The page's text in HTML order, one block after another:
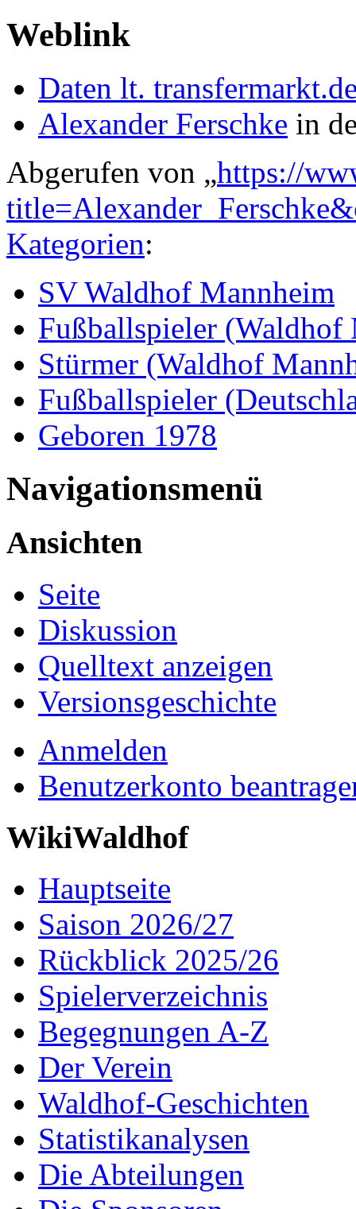
Weblink
Daten lt.
Alexander Ferschke in
Abgerufen von „https://
Kategorien:
SV Waldhof Mannheim
Fußballspieler (Waldhof
Stürmer (Waldhof
Fußballspieler
Geboren 1978
Navigationsmenü
Ansichten
Seite
Diskussion
Quelltext anzeigen
Versionsgeschichte
Anmelden
Benutzerkonto
WikiWaldhof
Hauptseite
Saison 2026/27
Rückblick 2025/26
Spielerverzeichnis
Begegnungen A-Z
Der Verein
Waldhof-Geschichten
Statistikanalysen
Die Abteilungen